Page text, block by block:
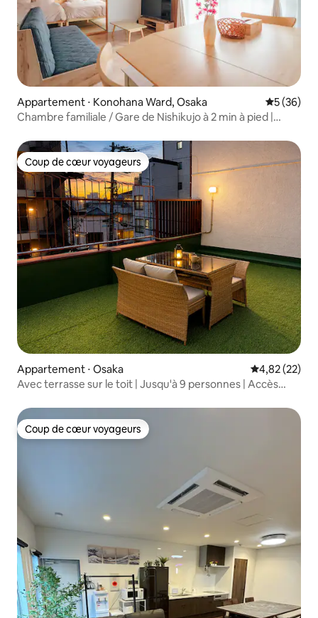
Appartement ⋅ Konohana Ward, Osaka
5 (36)
Chambre familiale / Gare de Nishikujo à 2 min à pied |
appartement familial...
Coup de cœur voyageurs
Coup de cœur voyageurs
Appartement ⋅ Osaka Évaluation
4,82 (22)
Avec terrasse sur le toit | Jusqu'à 9 personnes | Accès
modernes
Coup de cœur voyageurs
Coup de cœur voyageurs